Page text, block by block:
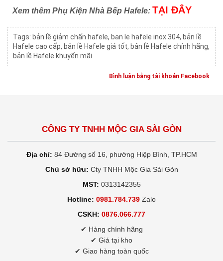
Xem thêm Phụ Kiện Nhà Bếp Hafele: TẠI ĐÂY
Tags: bản lề giảm chấn hafele, ban le hafele inox 304, bản lề
Hafele cao cấp, bản lề Hafele giá tốt, bản lề Hafele chính hãng,
bản lề Hafele khuyến mãi
Bình luận bằng tài khoản Facebook
CÔNG TY TNHH MỘC GIA SÀI GÒN
Địa chỉ: 84 Đường số 16, phường Hiệp Bình, TP.HCM
Chủ sở hữu: Cty TNHH Mộc Gia Sài Gòn
MST: 0313142355
Hotline: 0981.784.739 Zalo
CSKH: 0876.066.777
✔ Hàng chính hãng
✔ Giá tại kho
✔ Giao hàng toàn quốc